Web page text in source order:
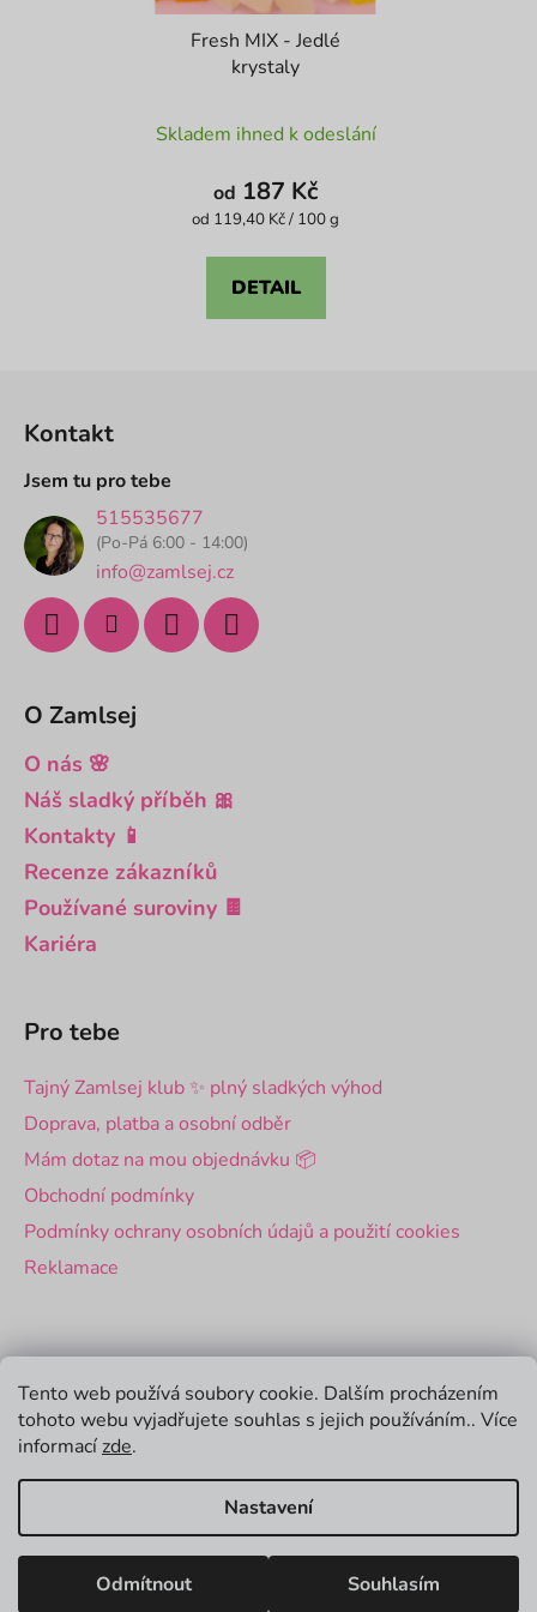
Tento web používá soubory cookie. Dalším procházením
tohoto webu vyjadřujete souhlas s jejich používáním.. Více
informací zde.
Nastavení
Odmítnout Souhlasím
Fresh MIX - Jedlé
krystaly
hodnocení
produktu
je
z
Skladem ihned k odeslání
od 187 Kč
Měrná
od 119,40 Kč / 100 g
DETAIL
Kontakt
Jsem tu pro tebe
515535677
(Po-Pá 6:00 - 14:00)
info@zamlsej.cz
O Zamlsej
O nás 🌸
Náš sladký příběh 🎀
Kontakty 📱
Recenze zákazníků
Používané suroviny 🍫
Kariéra
Pro tebe
Tajný Zamlsej klub ✨ plný sladkých výhod
Doprava, platba a osobní odběr
Mám dotaz na mou objednávku 📦
Obchodní podmínky
Podmínky ochrany osobních údajů a použití cookies
Reklamace
Velkoobchod
Firemní dárky
Vytvořil Shoptet
Copyright 2026Zamlsej
. Všechna práva vyhrazena.